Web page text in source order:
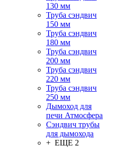
130 мм
Труба сэндвич
150 мм
Труба сэндвич
180 мм
Труба сэндвич
200 мм
Труба сэндвич
220 мм
Труба сэндвич
250 мм
Дымоход для
печи Атмосфера
Сэндвич трубы
для дымохода
+ ЕЩЕ 2